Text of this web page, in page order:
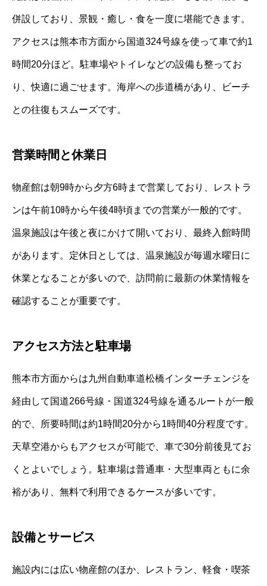
併設しており、景観・癒し・食を一度に堪能できます。
アクセスは熊本市方面から国道324号線を使って車で約1
時間20分ほど。駐車場やトイレなどの設備も整ってお
り、快適に過ごせます。海岸への歩道橋があり、ビーチ
との往復もスムーズです。
営業時間と休業日
物産館は朝9時から夕方6時まで営業しており、レストラ
ンは午前10時から午後4時頃までの営業が一般的です。
温泉施設は午後と夜にかけて開いており、最終入館時間
があります。定休日としては、温泉施設が毎週水曜日に
休業となることが多いので、訪問前に最新の休業情報を
確認することが重要です。
アクセス方法と駐車場
熊本市方面からは九州自動車道松橋インターチェンジを
経由して国道266号線・国道324号線を通るルートが一般
的で、所要時間は約1時間20分から1時間40分程度です。
天草空港からもアクセスが可能で、車で30分前後見てお
くとよいでしょう。駐車場は普通車・大型車両ともに余
裕があり、無料で利用できるケースが多いです。
設備とサービス
施設内には広い物産館のほか、レストラン、軽食・喫茶